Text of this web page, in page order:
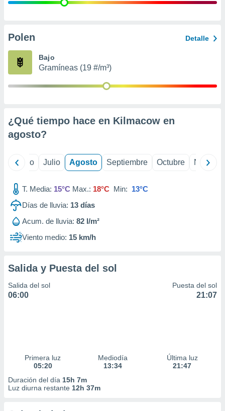
e
publicidad
Polen Detalle
Bajo
Gramíneas (19 #/m³)
¿Qué tiempo hace en Kilmacow en
agosto?
Junio Julio Agosto Septiembre Octubre
T. Media: 15°C Max.: 18°C Min: 13°C
Días de lluvia: 13 días
Acum. de lluvia: 82 l/m²
Viento medio: 15 km/h
Salida y Puesta del sol
Salida del sol
06:00
Puesta del sol
21:07
Primera luz
05:20
Mediodía
13:34
Última luz
21:47
Duración del día 15h 7m
Luz diurna restante 12h 37m